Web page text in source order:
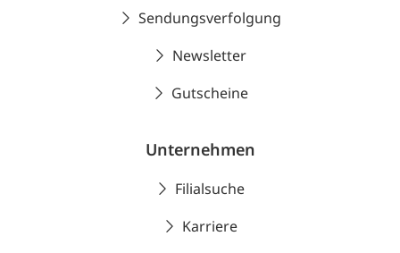
Sendungsverfolgung
Newsletter
Gutscheine
Unternehmen
Filialsuche
Karriere